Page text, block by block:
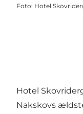
Foto: Hotel
Hotel
Nakskovs